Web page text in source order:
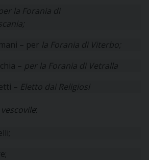
la Forania di
– per la Forania di Viterbo;
– per la Forania di Vetralla
– Eletto dai Religiosi
: